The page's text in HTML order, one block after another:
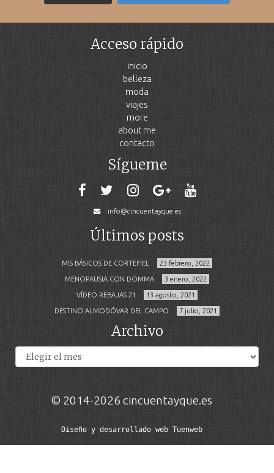
Acceso rápido
inicio
belleza
moda
viajes
more
about me
contacto
Sígueme
info@cincuentayque.es
Últimos posts
MIS BÁSICOS DE CORTEFIEL 23 febrero, 2022
MENOPAUSIA CON DOMMA 3 enero, 2022
VÍDEO REBAJAS 21 13 agosto, 2021
DESTINO:ALMODÓVAR DEL CAMPO 7 julio, 2021
Archivo
© 2014-2026 cincuentayque.es
Diseño y desarrollado web Tuenweb